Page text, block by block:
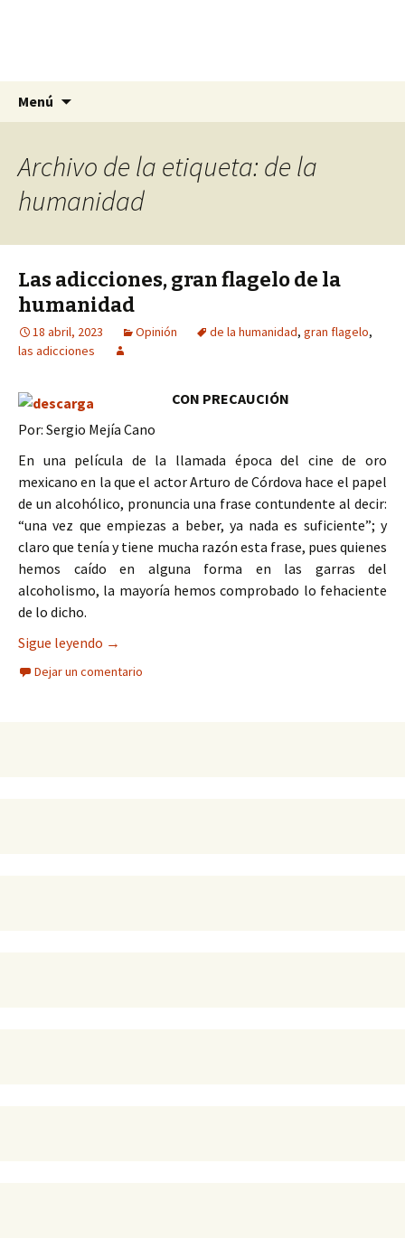
La Yunta de Tepic
La nueva opción en información
Menú
Archivo de la etiqueta: de la
humanidad
Las adicciones, gran flagelo de la
humanidad
18 abril, 2023 Opinión de la humanidad, gran flagelo,
las adicciones
CON PRECAUCIÓN
Por: Sergio Mejía Cano
En una película de la llamada época del cine de oro
mexicano en la que el actor Arturo de Córdova hace el papel
de un alcohólico, pronuncia una frase contundente al decir:
“una vez que empiezas a beber, ya nada es suficiente”; y
claro que tenía y tiene mucha razón esta frase, pues quienes
hemos caído en alguna forma en las garras del
alcoholismo, la mayoría hemos comprobado lo fehaciente
de lo dicho.
Sigue leyendo Las adicciones, gran flagelo de la humanidad
→
Dejar un comentario